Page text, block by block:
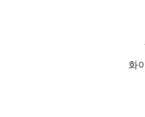
화